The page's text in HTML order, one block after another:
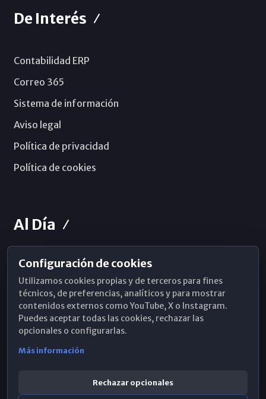
De Interés
Contabilidad ERP
Correo 365
Sistema de información
Aviso legal
Política de privacidad
Política de cookies
Al Día
Horarios de Misa
Hemeroteca
WhatsApp
Configuración de cookies
Utilizamos cookies propias y de terceros para fines
técnicos, de preferencias, analíticos y para mostrar
contenidos externos como YouTube, X o Instagram.
Puedes aceptar todas las cookies, rechazar las
opcionales o configurarlas.
Más información
Rechazar opcionales